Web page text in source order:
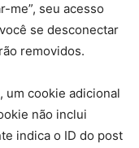
me”, seu acesso
se desconectar
removidos.
um cookie adicional
não inclui
indica o ID do post